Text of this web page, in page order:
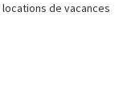
locations de vacances